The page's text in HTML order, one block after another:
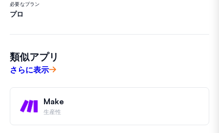
必要なプラン
プロ
類似アプリ
さらに表示
Make
生産性